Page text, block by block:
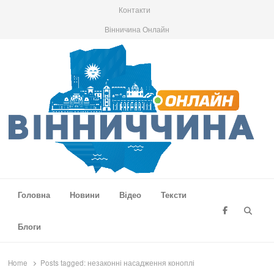
Контакти
Вінничина Онлайн
Головна
Новини Відео Тексти
Блоги
Home Posts tagged: незаконні насадження коноплі